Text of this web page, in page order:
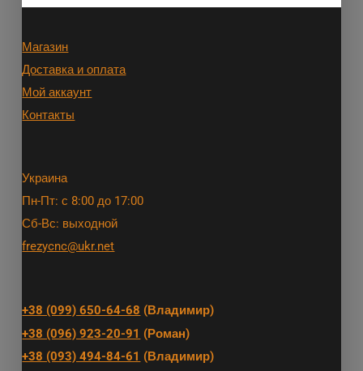
Магазин
Доставка и оплата
Мой аккаунт
Контакты
Украина
Пн-Пт: с 8:00 до 17:00
Сб-Вс: выходной
frezycnc@ukr.net
+38 (099) 650-64-68 (Владимир)
+38 (096) 923-20-91 (Роман)
+38 (093) 494-84-61 (Владимир)